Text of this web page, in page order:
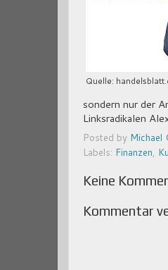
Quelle:
sondern nur der
Linksradikalen
Posted by Michael
Labels: Finanzen,
Keine
Kommentar